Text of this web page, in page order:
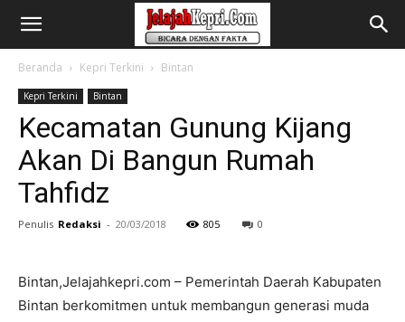
Beranda Kepri Terkini Bintan
Kepri Terkini Bintan
Kecamatan Gunung Kijang
Akan Di Bangun Rumah
Tahfidz
Penulis Redaksi - 20/03/2018 805 0
Bintan,Jelajahkepri.com – Pemerintah Daerah Kabupaten
Bintan berkomitmen untuk membangun generasi muda